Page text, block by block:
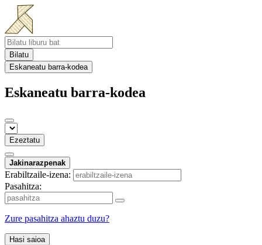
Bilatu
Eskaneatu barra-kodea
Eskaneatu barra-kodea
Ezeztatu
Jakinarazpenak
Erabiltzaile-izena:
Pasahitza:
Zure pasahitza ahaztu duzu?
Hasi saioa